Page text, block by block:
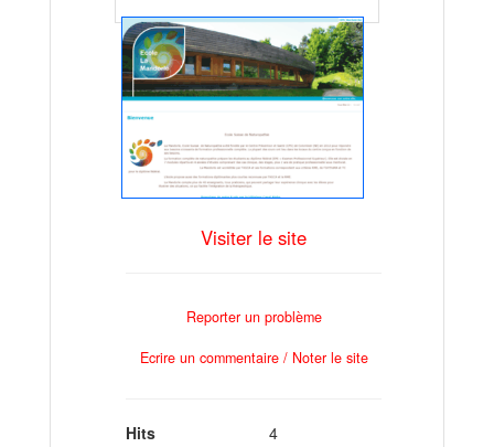
Visiter le site
Reporter un problème
Ecrire un commentaire / Noter le site
Hits
4